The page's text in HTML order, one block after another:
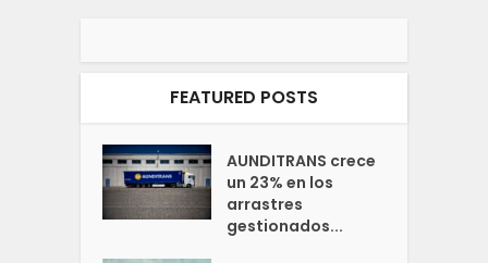
FEATURED POSTS
AUNDITRANS crece
un 23% en los
arrastres
gestionados...